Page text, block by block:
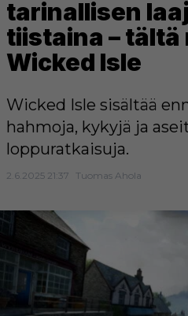
tarinallisen
tiistaina – tältä
Wicked Isle
Wicked Isle sisältää
hahmoja, kykyjä ja
loppuratkaisuja.
2.6.2025 21:37 Tuomas Ahola